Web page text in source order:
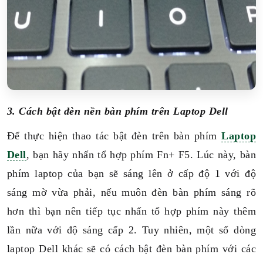
3. Cách bật đèn nền bàn phím trên Laptop Dell
Để thực hiện thao tác bật đèn trên bàn phímLaptop
Dell, bạn hãy nhấn tổ hợp phím Fn+ F5. Lúc này, bàn
phím laptop của bạn sẽ sáng lên ở cấp độ 1 với độ
sáng mờ vừa phải, nếu muôn đèn bàn phím sáng rõ
hơn thì bạn nên tiếp tục nhấn tổ hợp phím này thêm
lần nữa với độ sáng cấp 2. Tuy nhiên, một số dòng
laptop Dell khác sẽ có cách bật đèn bàn phím với các